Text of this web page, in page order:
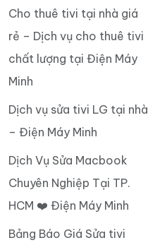
Cho thuê tivi tại nhà giá
rẻ – Dịch vụ cho thuê tivi
chất lượng tại Điện Máy
Minh
Dịch vụ sửa tivi LG tại nhà
– Điện Máy Minh
Dịch Vụ Sửa Macbook
Chuyên Nghiệp Tại TP.
HCM ❤️ Điện Máy Minh
Bảng Báo Giá Sửa tivi